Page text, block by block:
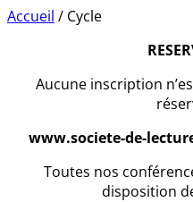
Accueil / Cycle
Aucune inscription
www.societe-de-
Toutes nos
disposition